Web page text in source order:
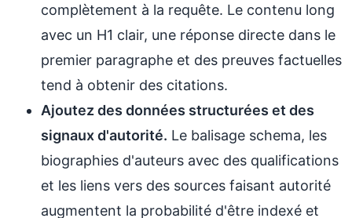
complètement à la requête. Le contenu long
avec un H1 clair, une réponse directe dans le
premier paragraphe et des preuves factuelles
tend à obtenir des citations.
Ajoutez des données structurées et des
signaux d'autorité. Le balisage schema, les
biographies d'auteurs avec des qualifications
et les liens vers des sources faisant autorité
augmentent la probabilité d'être indexé et